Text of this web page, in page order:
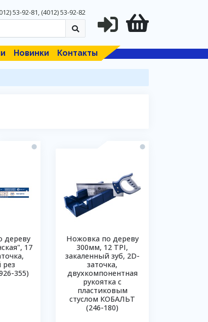
53-92-81,(4012) 53-92-82
Новинки Контакты
дереву
17
355)
Ножовка по дереву
300мм, 12 ТРI,
закаленный зуб, 2D-
заточка,
двухкомпонентная
рукоятка с
пластиковым
стуслом КОБАЛЬТ
(246-180)